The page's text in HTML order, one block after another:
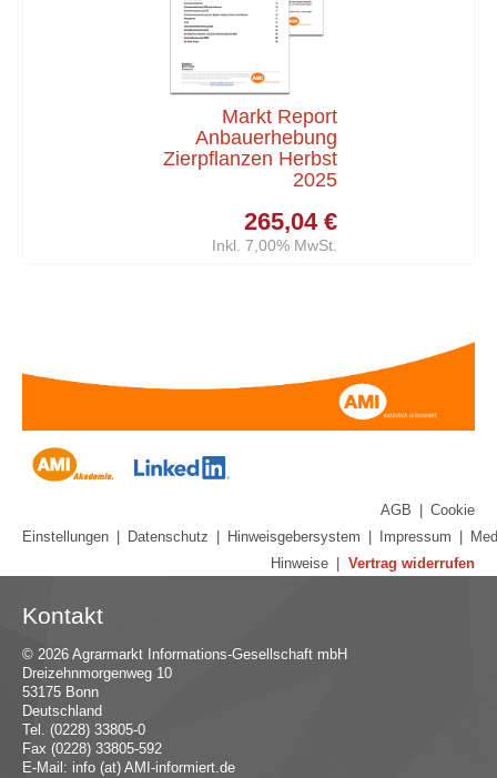
Markt Report
Anbauerhebung
Zierpflanzen Herbst
2025
265,04 €
Inkl. 7,00% MwSt.
AGB
Cookie
Einstellungen
Datenschutz Hinweisgebersystem Impressum
Hinweise
Vertrag widerrufen
Kontakt
© 2026 Agrarmarkt Informations-Gesellschaft mbH
Dreizehnmorgenweg 10
53175 Bonn
Deutschland
Tel. (0228) 33805-0
Fax (0228) 33805-592
E-Mail: info (at) AMI-informiert.de